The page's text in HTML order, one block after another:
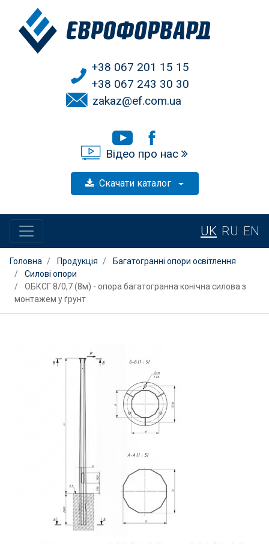
+38 067 201 15 15
+38 067 243 30 30
zakaz@ef.com.ua
Відео про нас
Скачати каталог
UK RU EN
Головна Продукція
Багатогранні опори освітлення
Силові опори
ОБКСГ 8/0,7 (8м) - опора багатогранна конічна силова з
монтажем у ґрунт